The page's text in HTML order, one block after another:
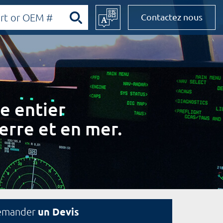
Contactez nous
entier
et en mer.
un Devis